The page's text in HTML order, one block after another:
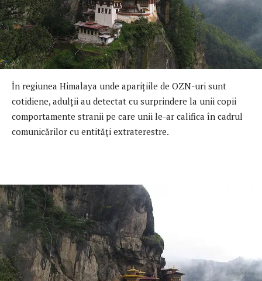
În regiunea Himalaya unde apariţiile de OZN-uri sunt
cotidiene, adulţii au detectat cu surprindere la unii copii
comportamente stranii pe care unii le-ar califica în cadrul
comunicărilor cu entităţi extraterestre.